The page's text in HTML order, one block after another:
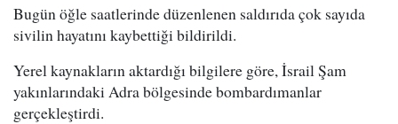
Bugün öğle saatlerinde düzenlenen saldırıda çok sayıda
sivilin hayatını kaybettiği bildirildi.
Yerel kaynakların aktardığı bilgilere göre, İsrail Şam
yakınlarındaki Adra bölgesinde bombardımanlar
gerçekleştirdi.